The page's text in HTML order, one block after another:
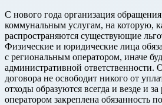
С нового года организация
коммунальным услугам, на которую,
распространяются существующие
Физические и юридические лица
с региональным оператором, иначе
административной ответственности.
договора не освободит никого от
отходы образуются всегда и везде и
оператором закреплена обязанность